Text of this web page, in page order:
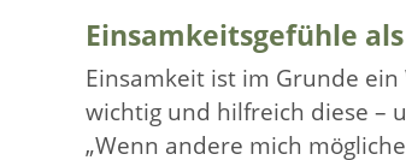
Einsamkeitsgefühle
Einsamkeit ist im Grunde
wichtig und hilfreich diese –
„Wenn andere mich